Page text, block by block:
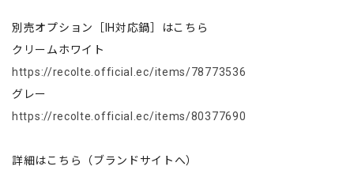
別売オプション［IH対応鍋］はこちら
クリームホワイト
https://recolte.official.ec/items/78773536
グレー
https://recolte.official.ec/items/80377690
詳細はこちら（ブランドサイトへ）